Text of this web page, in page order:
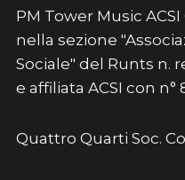
PM Tower Music
nella sezione
Sociale" del Runts n.
e affiliata ACSI con n°
Quattro Quarti Soc.